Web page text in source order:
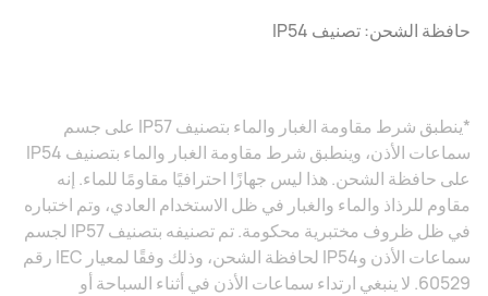
حافظة الشحن: تصنيف IP54
*ينطبق شرط مقاومة الغبار والماء بتصنيف IP57 على جسم
سماعات الأذن، وينطبق شرط مقاومة الغبار والماء بتصنيف IP54
على حافظة الشحن. هذا ليس جهازًا احترافيًا مقاومًا للماء. إنه
مقاوم للرذاذ والماء والغبار في ظل الاستخدام العادي، وتم اختباره
في ظل ظروف مختبرية محكومة. تم تصنيفه بتصنيف IP57 لجسم
سماعات الأذن وIP54 لحافظة الشحن، وذلك وفقًا لمعيار IEC رقم
60529. لا ينبغي ارتداء سماعات الأذن في أثناء السباحة أو